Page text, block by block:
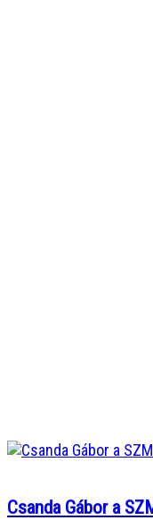
Csanda Gábor a